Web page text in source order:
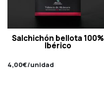
Salchichón bellota 100%
Ibérico
4,00€/unidad